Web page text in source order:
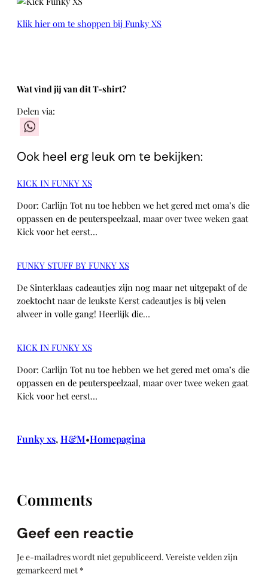
Klik hier om te shoppen bij Funky XS
Wat vind jij van dit T-shirt?
Delen via:
Ook heel erg leuk om te bekijken:
KICK IN FUNKY XS
Door: Carlijn Tot nu toe hebben we het gered met oma’s die
oppassen en de peuterspeelzaal, maar over twee weken gaat
Kick voor het eerst…
FUNKY STUFF BY FUNKY XS
De Sinterklaas cadeautjes zijn nog maar net uitgepakt of de
zoektocht naar de leukste Kerst cadeautjes is bij velen
alweer in volle gang! Heerlijk die…
KICK IN FUNKY XS
Door: Carlijn Tot nu toe hebben we het gered met oma’s die
oppassen en de peuterspeelzaal, maar over twee weken gaat
Kick voor het eerst…
Funky xs, H&M•Homepagina
Comments
Geef een reactie
Je e-mailadres wordt niet gepubliceerd. Vereiste velden zijn
gemarkeerd met *